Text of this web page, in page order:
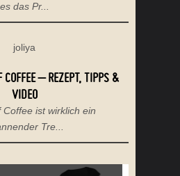
es das Pr...
joliya
COFFEE – REZEPT, TIPPS &
VIDEO
Coffee ist wirklich ein
Tre...